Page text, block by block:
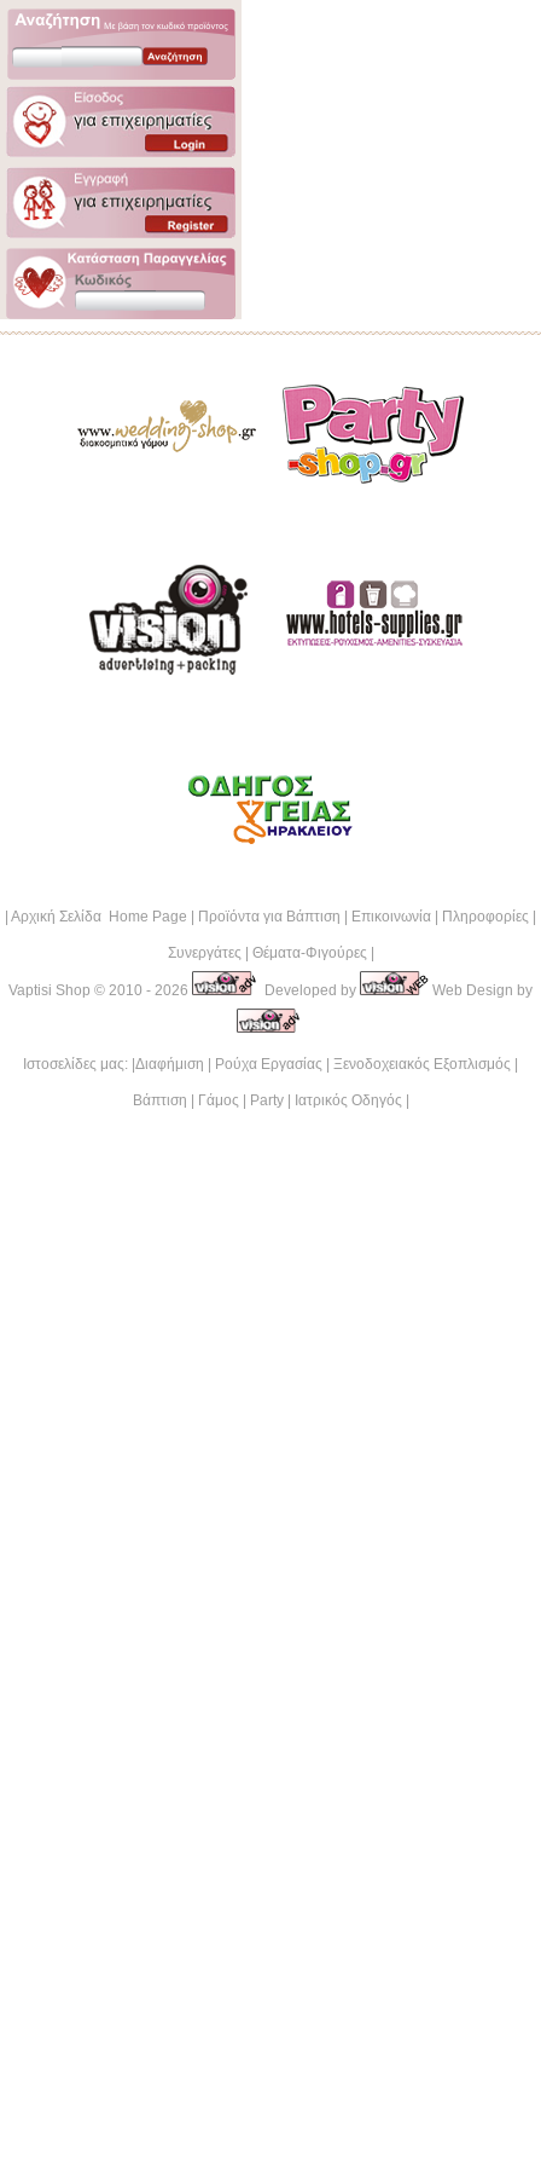
Αρχική Σελίδα Home Page Προϊόντα για Βάπτιση Επικοινωνία Πληροφορίες
Συνεργάτες Θέματα-Φιγούρες
Vaptisi Shop © 2010 - 2026 Developed by Web Design by
Ιστοσελίδες μας: | Διαφήμιση Ρούχα Εργασίας Ξενοδοχειακός Εξοπλισμός
Βάπτιση Γάμος Party| Ιατρικός Οδηγός